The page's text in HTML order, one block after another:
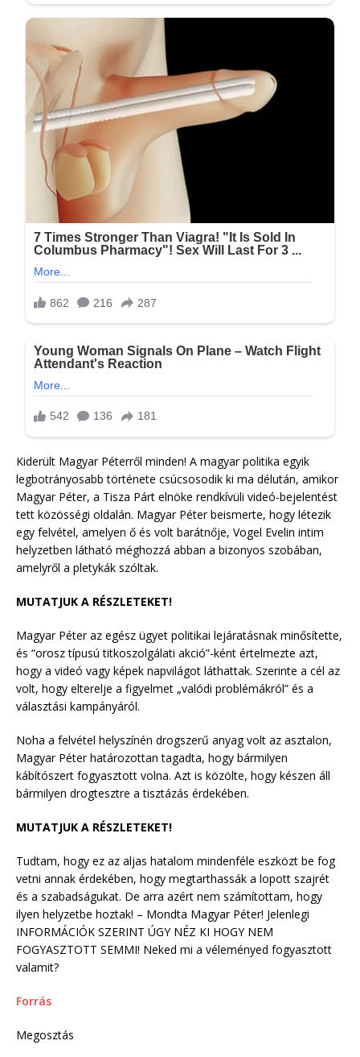
Kiderült Magyar Péterről minden! A magyar politika egyik
legbotrányosabb története csúcsosodik ki ma délután, amikor
Magyar Péter, a Tisza Párt elnöke rendkívüli videó-bejelentést
tett közösségi oldalán. Magyar Péter beismerte, hogy létezik
egy felvétel, amelyen ő és volt barátnője, Vogel Evelin intim
helyzetben látható méghozzá abban a bizonyos szobában,
amelyről a pletykák szóltak.
MUTATJUK A RÉSZLETEKET!
Magyar Péter az egész ügyet politikai lejáratásnak minősítette,
és “orosz típusú titkoszolgálati akció”-ként értelmezte azt,
hogy a videó vagy képek napvilágot láthattak. Szerinte a cél az
volt, hogy elterelje a figyelmet „valódi problémákról” és a
választási kampányáról.
Noha a felvétel helyszínén drogszerű anyag volt az asztalon,
Magyar Péter határozottan tagadta, hogy bármilyen
kábítószert fogyasztott volna. Azt is közölte, hogy készen áll
bármilyen drogtesztre a tisztázás érdekében.
MUTATJUK A RÉSZLETEKET!
Tudtam, hogy ez az aljas hatalom mindenféle eszközt be fog
vetni annak érdekében, hogy megtarthassák a lopott szajrét
és a szabadságukat. De arra azért nem számítottam, hogy
ilyen helyzetbe hoztak! – Mondta Magyar Péter! Jelenlegi
INFORMÁCIÓK SZERINT ÚGY NÉZ KI HOGY NEM
FOGYASZTOTT SEMMI! Neked mi a véleményed fogyasztott
valamit?
Forrás
Megosztás